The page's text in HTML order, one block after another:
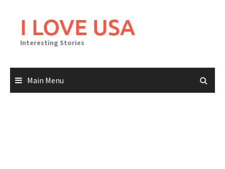
I LOVE USA
Interesting Stories
Main Menu